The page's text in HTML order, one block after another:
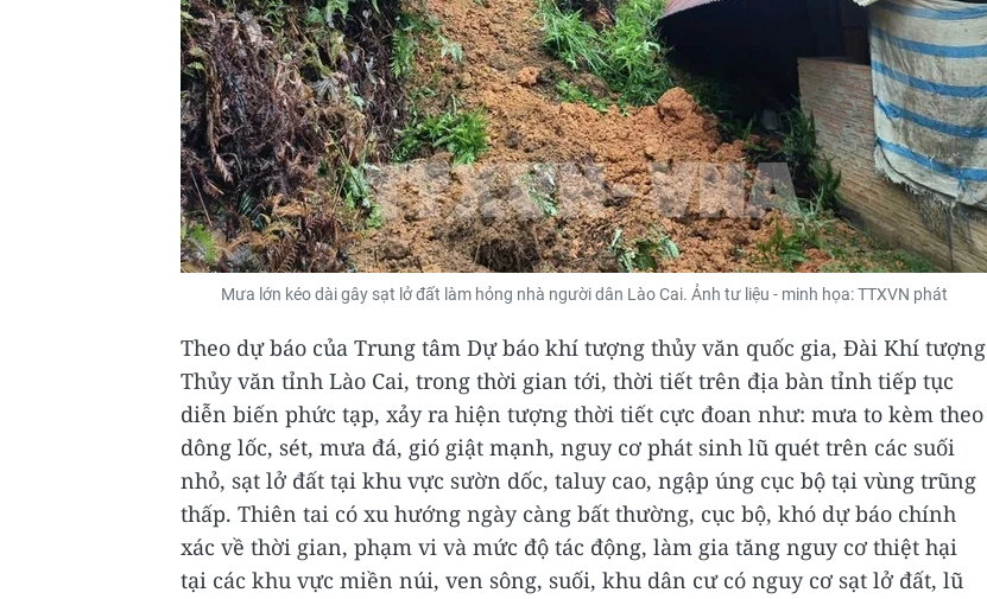
Mưa lớn kéo dài gây sạt lở đất làm hỏng nhà người dân Lào Cai. Ảnh tư liệu - minh họa: TTXVN phát
Theo dự báo của Trung tâm Dự báo khí tượng thủy văn quốc gia, Đài Khí tượng
Thủy văn tỉnh Lào Cai, trong thời gian tới, thời tiết trên địa bàn tỉnh tiếp tục
diễn biến phức tạp, xảy ra hiện tượng thời tiết cực đoan như: mưa to kèm theo
dông lốc, sét, mưa đá, gió giật mạnh, nguy cơ phát sinh lũ quét trên các suối
nhỏ, sạt lở đất tại khu vực sườn dốc, taluy cao, ngập úng cục bộ tại vùng trũng
thấp. Thiên tai có xu hướng ngày càng bất thường, cục bộ, khó dự báo chính
xác về thời gian, phạm vi và mức độ tác động, làm gia tăng nguy cơ thiệt hại
tại các khu vực miền núi, ven sông, suối, khu dân cư có nguy cơ sạt lở đất, lũ